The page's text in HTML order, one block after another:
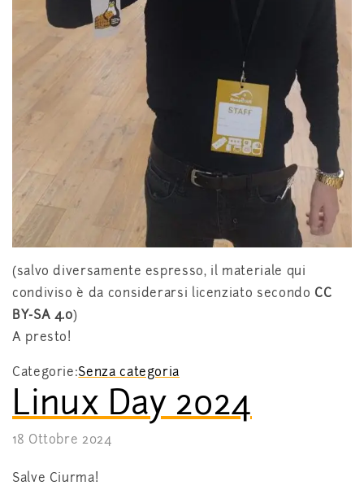
(salvo diversamente espresso, il materiale qui
condiviso è da considerarsi licenziato secondo CC
BY-SA 4.0)
A presto!
Categorie:Senza categoria
Linux Day 2024
18 Ottobre 2024
Salve Ciurma!